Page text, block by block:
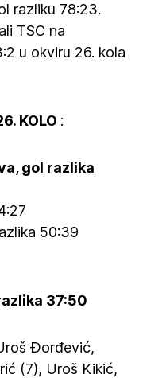
razliku 78:23.
TSC na
u okviru 26. kola
KOLO :
gol razlika
50:39
37:50
Đorđević,
(7), Uroš Kikić,